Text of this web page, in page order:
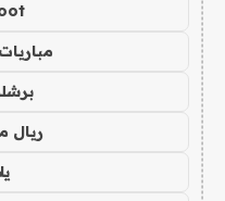
ريال